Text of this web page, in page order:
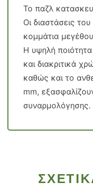
Το παζλ
Οι διαστάσεις
κομμάτια
Η υψηλή
και διακριτικά
καθώς και το
mm,
συναρμολόγησης.